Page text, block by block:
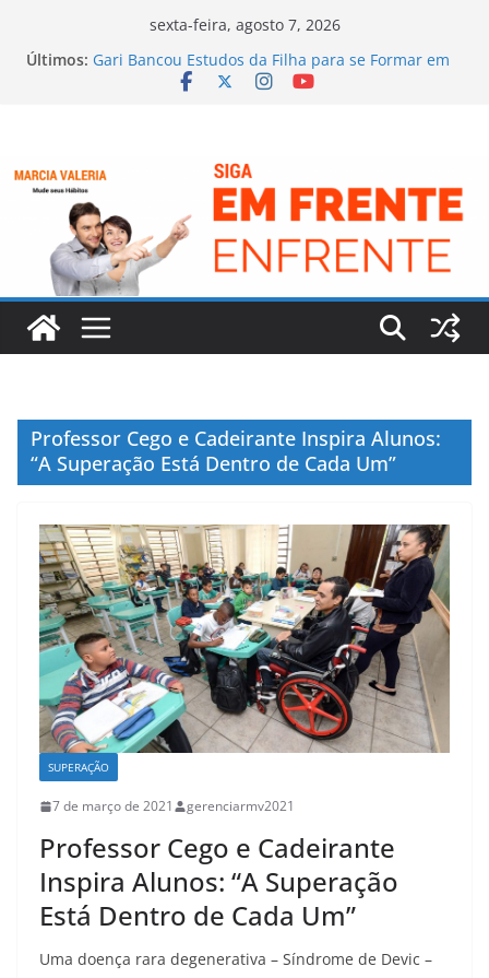
sexta-feira, agosto 7, 2026
Últimos: Gari Bancou Estudos da Filha para se Formar em
Médica, em GO
Nelson Mandela – Líder Rebelde e Presidente da
Professor Cego e Cadeirante Inspira Alunos:
“A Superação Está Dentro de Cada Um”
SUPERAÇÃO
7 de março de 2021 gerenciarmv2021
Professor Cego e Cadeirante
Inspira Alunos: “A Superação
Está Dentro de Cada Um”
Uma doença rara degenerativa – Síndrome de Devic –